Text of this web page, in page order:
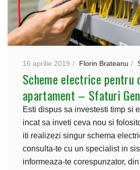
16 aprilie 2019 Florin Brateanu
Scheme electrice pentru
apartament – Sfaturi
Esti dispus sa investesti timp si
incat sa inveti ceva nou si
iti realizezi singur schema
consulta-te cu un specialist in
informeaza-te corespunzator,